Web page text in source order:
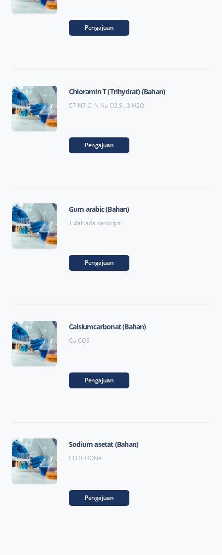
Pengajuan
Chloramin T (Trihydrat) (Bahan)
C7 H7 Cl N Na O2 S . 3 H2O
Pengajuan
Gum arabic (Bahan)
Tidak ada deskripsi
Pengajuan
Calsiumcarbonat (Bahan)
Ca CO3
Pengajuan
Sodium asetat (Bahan)
CH3COONa
Pengajuan